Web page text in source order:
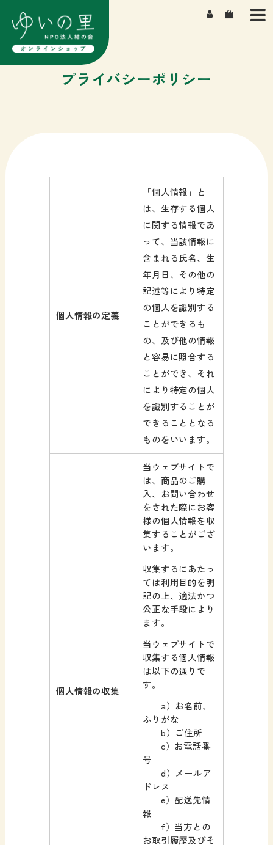
よもぎ湯について
プライバシーポリシー
個人情報の定義
「個人情報」と
は、生存する個人
に関する情報であ
って、当該情報に
含まれる氏名、生
年月日、その他の
記述等により特定
の個人を識別する
ことができるも
の、及び他の情報
と容易に照合する
ことができ、それ
により特定の個人
を識別することが
できることとなる
ものをいいます。
個人情報の収集
当ウェブサイトで
は、商品のご購
入、お問い合わせ
をされた際にお客
様の個人情報を収
集することがござ
います。
収集するにあたっ
ては利用目的を明
記の上、適法かつ
公正な手段により
ます。
当ウェブサイトで
収集する個人情報
は以下の通りで
す。
a）お名前、
ふりがな
b）ご住所
c）お電話番
号
d）メールア
ドレス
e）配送先情
報
f）当方との
お取引履歴及びそ